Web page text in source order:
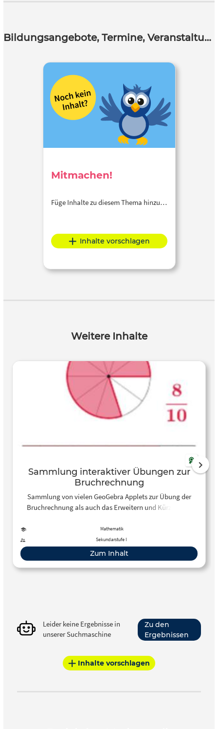
Bildungsangebote, Termine, Veranstaltungen
Mitmachen!
Füge Inhalte zu diesem Thema hinzu…
Inhalte vorschlagen
Weitere Inhalte
Sammlung interaktiver Übungen zur
Bruchrechnung
Sammlung von vielen GeoGebra Applets zur Übung der
Bruchrechnung als auch das Erweitern und Kürzen von
Mathematik
Sekundarstufe I
Zum Inhalt
Leider keine Ergebnisse in
unserer Suchmaschine
Zu den
Ergebnissen
Inhalte vorschlagen